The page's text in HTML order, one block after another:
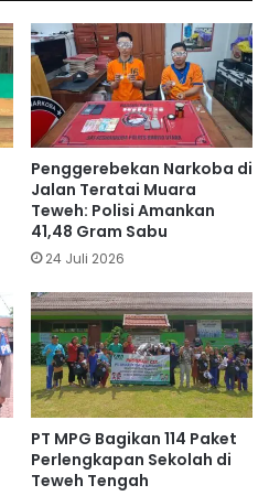
Penggerebekan Narkoba di
Jalan Teratai Muara
Teweh: Polisi Amankan
41,48 Gram Sabu
24 Juli 2026
PT MPG Bagikan 114 Paket
Perlengkapan Sekolah di
Teweh Tengah